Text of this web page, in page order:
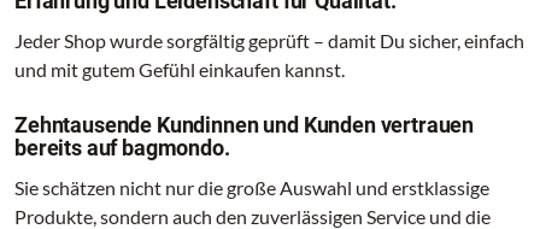
Jeder Shop wurde sorgfältig geprüft – damit Du sicher, einfach
und mit gutem Gefühl einkaufen kannst.
Zehntausende Kundinnen und Kunden vertrauen
bereits auf bagmondo.
Sie schätzen nicht nur die große Auswahl und erstklassige
Produkte, sondern auch den zuverlässigen Service und die